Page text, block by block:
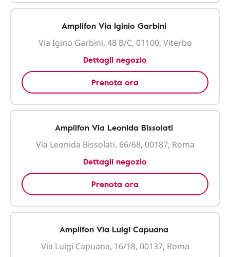
Amplifon Via Iginio Garbini
Via Igino Garbini, 48 B/C, 01100, Viterbo
Dettagli negozio
Prenota ora
Amplifon Via Leonida Bissolati
Via Leonida Bissolati, 66/68, 00187, Roma
Dettagli negozio
Prenota ora
Amplifon Via Luigi Capuana
Via Luigi Capuana, 16/18, 00137, Roma